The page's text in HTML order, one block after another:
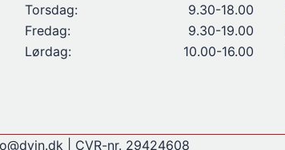
Torsdag:
9.30-18.00
Fredag:
9.30-19.00
Lørdag:
10.00-16.00
| CVR-nr. 29424608